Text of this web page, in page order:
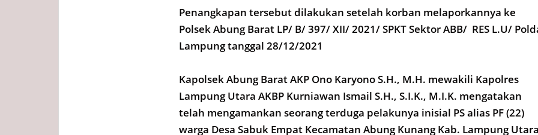
Penangkapan tersebut dilakukan setelah korban melaporkannya ke
Polsek Abung Barat LP/ B/ 397/ XII/ 2021/ SPKT Sektor ABB/ RES L.U/
Lampung tanggal 28/12/2021
Kapolsek Abung Barat AKP Ono Karyono S.H., M.H. mewakili Kapolres
Lampung Utara AKBP Kurniawan Ismail S.H., S.I.K., M.I.K. mengatakan
telah mengamankan seorang terduga pelakunya inisial PS alias PF (22)
warga Desa Sabuk Empat Kecamatan Abung Kunang Kab. Lampung